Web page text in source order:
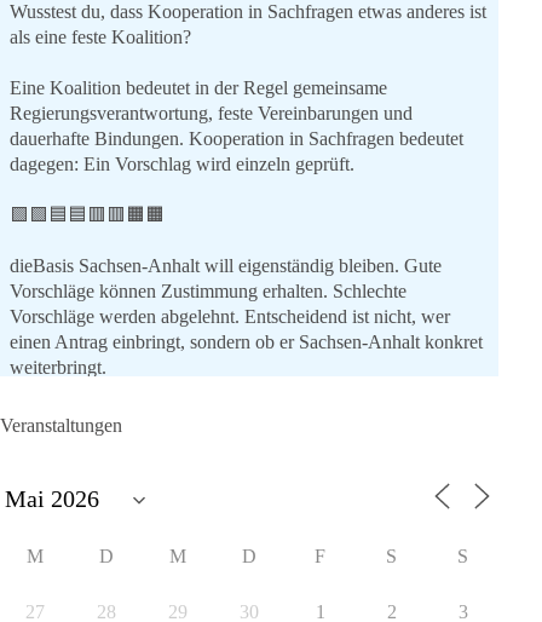
Wusstest du, dass Kooperation in Sachfragen etwas anderes ist
als eine feste Koalition?
Eine Koalition bedeutet in der Regel gemeinsame
Regierungsverantwortung, feste Vereinbarungen und
dauerhafte Bindungen. Kooperation in Sachfragen bedeutet
dagegen: Ein Vorschlag wird einzeln geprüft.
🟩🟩🟦🟦🟥🟥🟧🟧
dieBasis Sachsen-Anhalt will eigenständig bleiben. Gute
Vorschläge können Zustimmung erhalten. Schlechte
Vorschläge werden abgelehnt. Entscheidend ist nicht, wer
einen Antrag einbringt, sondern ob er Sachsen-Anhalt konkret
weiterbringt.
Ablehnung. Keine politische Verschmelzung.
Entscheidungen? 👇
#dieBasis #SachsenAnhalt #Landtagswahl2026
#Kooperation
Veranstaltungen
M D M D F S S
27 28 29 30 1 2 3